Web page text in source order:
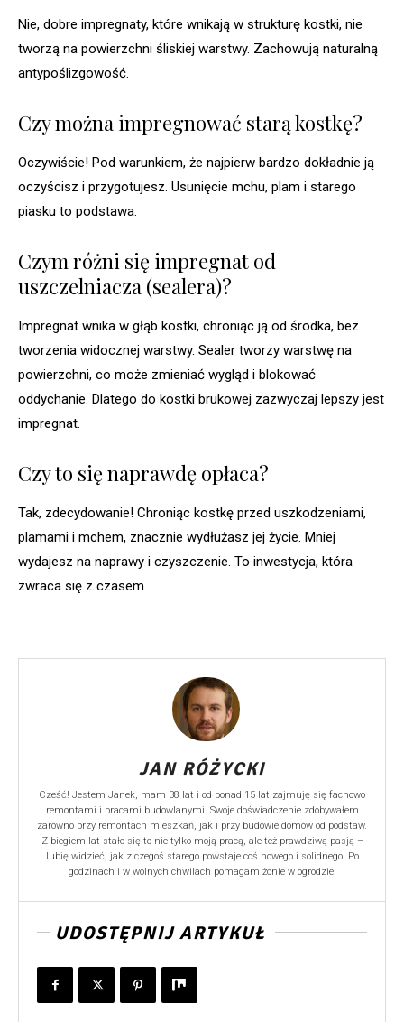
Nie, dobre impregnaty, które wnikają w strukturę kostki, nie
tworzą na powierzchni śliskiej warstwy. Zachowują naturalną
antypoślizgowość.
Czy można impregnować starą kostkę?
Oczywiście! Pod warunkiem, że najpierw bardzo dokładnie ją
oczyścisz i przygotujesz. Usunięcie mchu, plam i starego
piasku to podstawa.
Czym różni się impregnat od
uszczelniacza (sealera)?
Impregnat wnika w głąb kostki, chroniąc ją od środka, bez
tworzenia widocznej warstwy. Sealer tworzy warstwę na
powierzchni, co może zmieniać wygląd i blokować
oddychanie. Dlatego do kostki brukowej zazwyczaj lepszy jest
impregnat.
Czy to się naprawdę opłaca?
Tak, zdecydowanie! Chroniąc kostkę przed uszkodzeniami,
plamami i mchem, znacznie wydłużasz jej życie. Mniej
wydajesz na naprawy i czyszczenie. To inwestycja, która
zwraca się z czasem.
JAN RÓŻYCKI
Cześć! Jestem Janek, mam 38 lat i od ponad 15 lat zajmuję się fachowo
remontami i pracami budowlanymi. Swoje doświadczenie zdobywałem
zarówno przy remontach mieszkań, jak i przy budowie domów od podstaw.
Z biegiem lat stało się to nie tylko moją pracą, ale też prawdziwą pasją –
lubię widzieć, jak z czegoś starego powstaje coś nowego i solidnego. Po
godzinach i w wolnych chwilach pomagam żonie w ogrodzie.
UDOSTĘPNIJ ARTYKUŁ